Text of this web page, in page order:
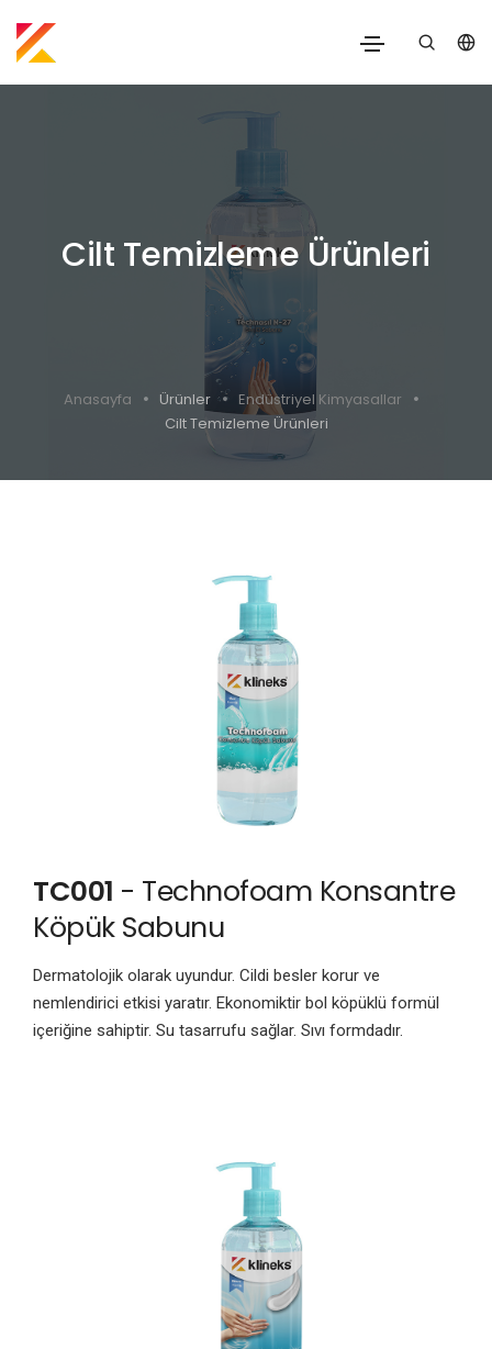
Cilt Temizleme Ürünleri
Anasayfa Ürünler
Endüstriyel Kimyasallar
Cilt Temizleme Ürünleri
TC001 - Technofoam Konsantre
Köpük Sabunu
Dermatolojik olarak uyundur. Cildi besler korur ve
nemlendirici etkisi yaratır. Ekonomiktir bol köpüklü formül
içeriğine sahiptir. Su tasarrufu sağlar. Sıvı formdadır.